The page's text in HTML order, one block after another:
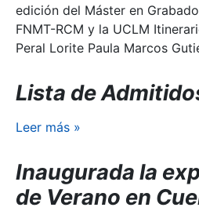
edición del Máster en
FNMT-RCM y la UCLM
Peral Lorite Paula Marcos
Lista de
Leer más »
Inaugurada la
de Verano en